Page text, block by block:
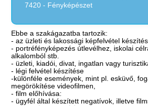
7420 - Fényképészet
Ebbe a szakágazatba tartozik:
- az üzleti és lakossági képfelvétel
- portréfényképezés útlevélhez, iskolai
alkalomból stb.
- üzleti, kiadói, divat, ingatlan vagy
- légi felvétel készítése
-különféle események, mint pl. esküvő,
megörökítése videofilmen,
- film előhívása:
- ügyfél által készített negatívok, illetve